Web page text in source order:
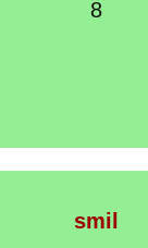
8
smil